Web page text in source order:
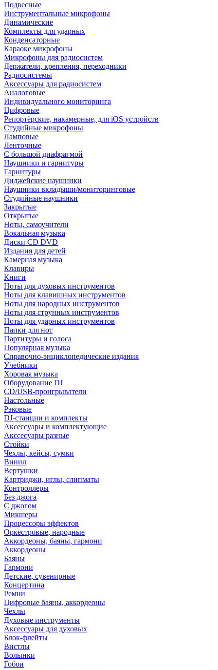
Подвесные
Инструментальные микрофоны
Динамические
Комплекты для ударных
Конденсаторные
Караоке микрофоны
Микрофоны для радиосистем
Держатели, крепления, переходники
Радиосистемы
Аксессуары для радиосистем
Аналоговые
Индивидуального мониторинга
Цифровые
Репортёрские, накамерные, для iOS устройств
Студийные микрофоны
Ламповые
Ленточные
С большой диафрагмой
Наушники и гарнитуры
Гарнитуры
Диджейские наушники
Наушники вкладыши/мониторинговые
Студийные наушники
Закрытые
Открытые
Ноты, самоучители
Вокальная музыка
Диски CD DVD
Издания для детей
Камерная музыка
Клавиры
Книги
Ноты для духовых инструментов
Ноты для клавишных инструментов
Ноты для народных инструментов
Ноты для струнных инструментов
Ноты для ударных инструментов
Папки для нот
Партитуры и голоса
Популярная музыка
Справочно-энциклопедические издания
Учебники
Хоровая музыка
Оборудование DJ
CD/USB-проигрыватели
Настольные
Рэковые
DJ-станции и комплекты
Аксессуары и комплектующие
Акссесуары разные
Стойки
Чехлы, кейсы, сумки
Винил
Вертушки
Картриджи, иглы, слипматы
Контроллеры
Без джога
С джогом
Микшеры
Процессоры эффектов
Оркестровые, народные
Аккордеоны, баяны, гармони
Аккордеоны
Баяны
Гармони
Детские, сувенирные
Концертина
Ремни
Цифровые баяны, аккордеоны
Чехлы
Духовые инструменты
Аксессуары для духовых
Блок-флейты
Вистлы
Волынки
Гобои